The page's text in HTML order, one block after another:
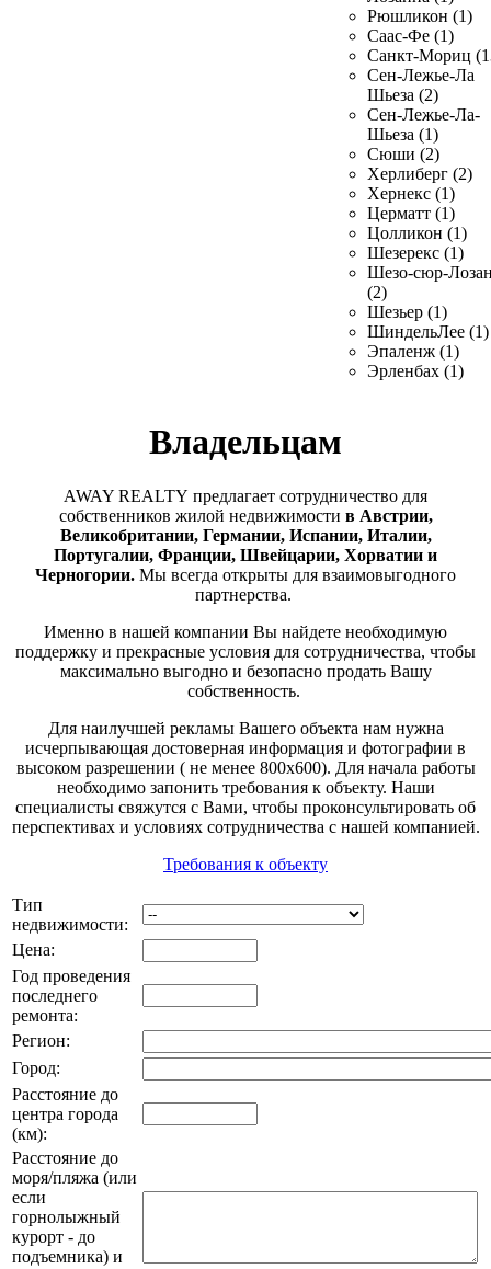
Рюшликон (1)
Саас-Фе (1)
Санкт-Мориц
Сен-Лежье-Ла
Шьеза (2)
Сен-Лежье-Ла-
Шьеза (1)
Сюши (2)
Херлиберг (2)
Хернекс (1)
Церматт (1)
Цолликон (1)
Шезерекс (1)
Шезо-сюр-
(2)
Шезьер (1)
ШиндельЛее (1)
Эпаленж (1)
Эрленбах (1)
Владельцам
AWAY REALTY предлагает сотрудничество для
собственников жилой недвижимости в Австрии,
Великобритании, Германии, Испании, Италии,
Португалии, Франции, Швейцарии, Хорватии и
Черногории. Мы всегда открыты для взаимовыгодного
партнерства.
Именно в нашей компании Вы найдете необходимую
поддержку и прекрасные условия для сотрудничества, чтобы
максимально выгодно и безопасно продать Вашу
собственность.
Для наилучшей рекламы Вашего объекта нам нужна
исчерпывающая достоверная информация и фотографии в
высоком разрешении ( не менее 800х600). Для начала работы
необходимо запонить требования к объекту. Наши
специалисты свяжутся с Вами, чтобы проконсультировать об
перспективах и условиях сотрудничества с нашей компанией.
Требования к объекту
Тип
недвижимости:
Цена:
Год проведения
последнего
ремонта:
Регион:
Город:
Расстояние до
центра города
(км):
Расстояние до
моря/пляжа (или
если
горнолыжный
курорт - до
подъемника) и